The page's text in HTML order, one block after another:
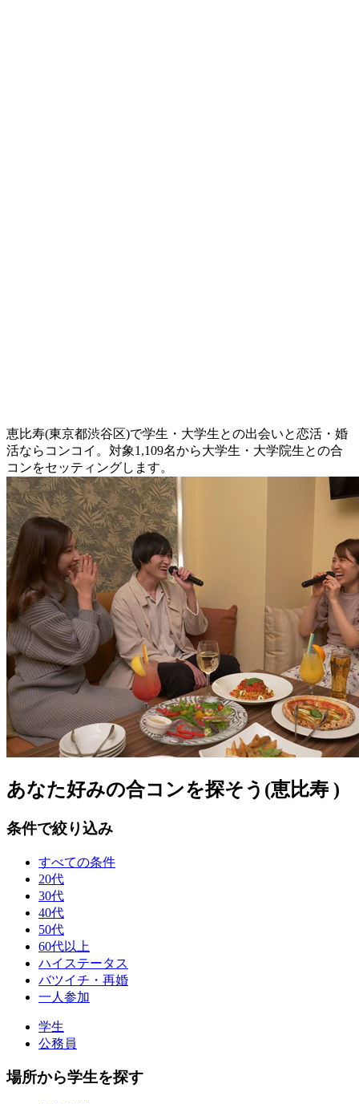
恵比寿(東京都渋谷区)で学生・大学生との出会いと恋活・婚
活ならコンコイ。対象1,109名から大学生・大学院生との合
コンをセッティングします。
あなた好みの合コンを探そう(恵比寿 )
条件で絞り込み
すべての条件
20代
30代
40代
50代
60代以上
ハイステータス
バツイチ・再婚
一人参加
学生
公務員
場所から学生を探す